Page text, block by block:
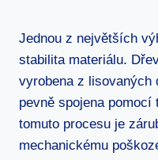
Jednou z největších
stabilita materiálu.
vyrobena z lisovaných
pevně spojena
tomuto procesu je
mechanickému